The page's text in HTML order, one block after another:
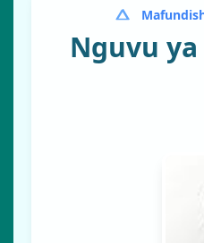
Nguvu